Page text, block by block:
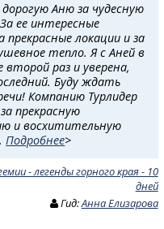
Аню за чудесную
ее интересные
прекрасные локации и за
тепло. Я с Аней в
второй раз и уверена,
Буду ждать
Компанию Турлидер
прекрасную
и восхитительную
Подробнее>
- легенды горного края - 10
дней
Гид:Анна Елизарова